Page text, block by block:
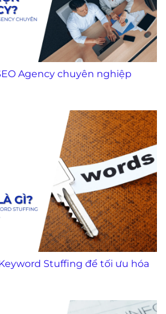
Agency chuyên nghiệp
Stuffing để tối ưu hóa